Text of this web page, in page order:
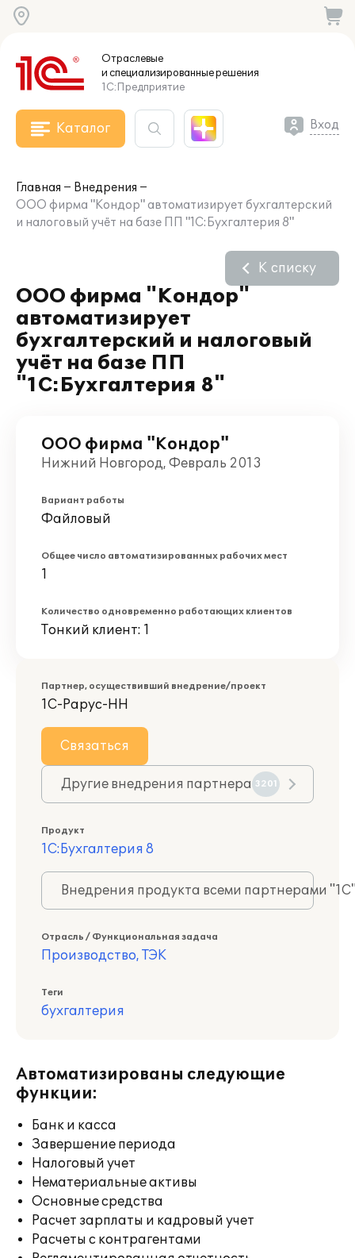
Отраслевые
и специализированныерешения
1С:Предприятие
Каталог Вход
Главная
Внедрения
ООО фирма "Кондор" автоматизирует бухгалтерский
и налоговый учёт на базе ПП "1C:Бухгалтерия 8"
ООО фирма "Кондор"
автоматизирует
бухгалтерский и налоговый
учёт на базе ПП
"1C:Бухгалтерия 8"
К списку
ООО фирма "Кондор"
Нижний Новгород, Февраль 2013
Вариант работы
Файловый
Общее число автоматизированных рабочих мест
1
Количество одновременно работающих клиентов
Тонкий клиент: 1
Партнер, осуществивший внедрение/проект
1С-Рарус-НН
Связаться
Другие внедрения партнера 3201
Продукт
1С:Бухгалтерия 8
Внедрения продукта всеми партнерами
Отрасль / Функциональная задача
Производство, ТЭК
Теги
бухгалтерия
Автоматизированы следующие
функции:
Банк и касса
Завершение периода
Налоговый учет
Нематериальные активы
Основные средства
Расчет зарплаты и кадровый учет
Расчеты с контрагентами